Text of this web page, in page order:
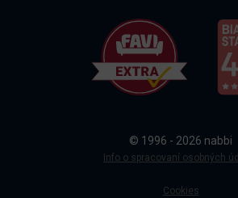
Doprava a platba
© 1996 - 2026 nabbi
Info o spracovaní osobných
Cookies